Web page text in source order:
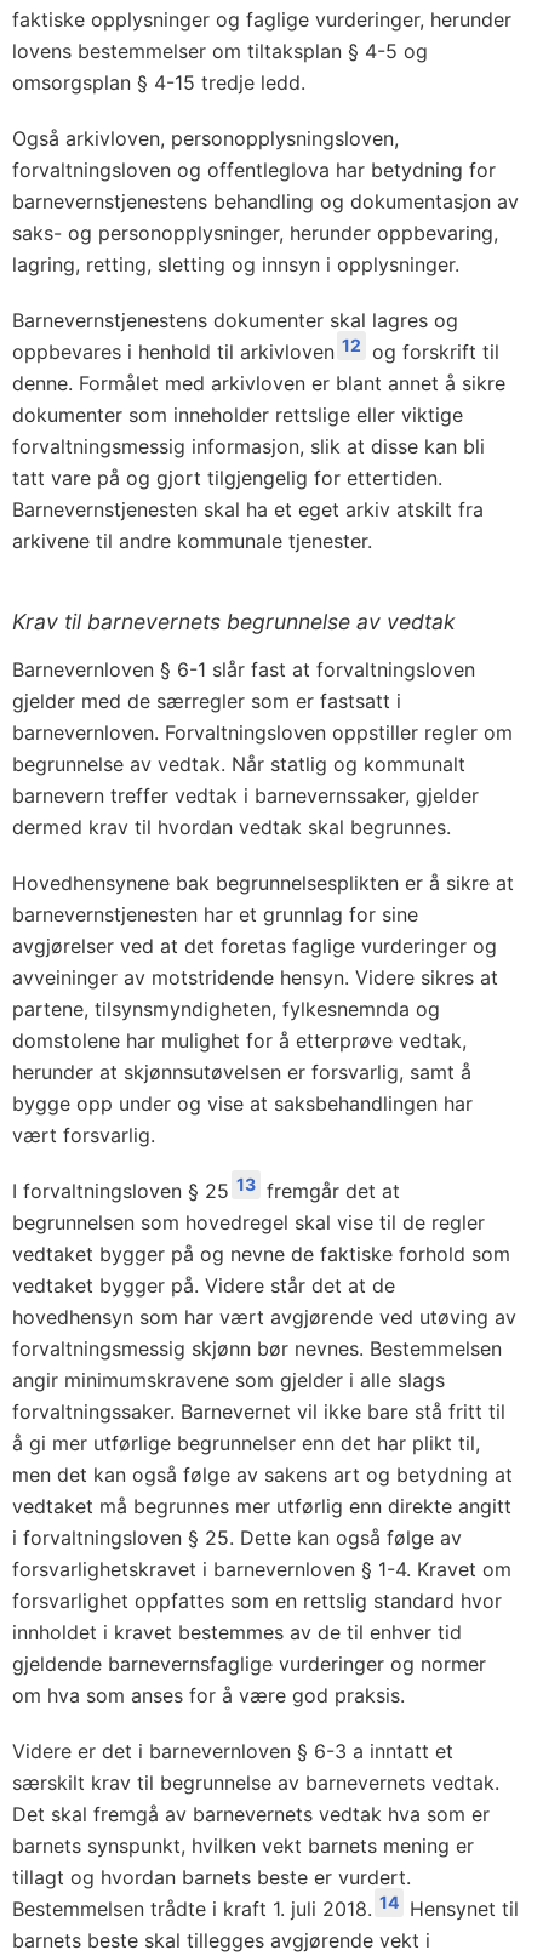
faktiske opplysninger og faglige vurderinger, herunder
lovens bestemmelser om tiltaksplan § 4-5 og
omsorgsplan § 4-15 tredje ledd.
Også arkivloven, personopplysningsloven,
forvaltningsloven og offentleglova har betydning for
barnevernstjenestens behandling og dokumentasjon av
saks- og personopplysninger, herunder oppbevaring,
lagring, retting, sletting og innsyn i opplysninger.
Barnevernstjenestens dokumenter skal lagres og
oppbevares i henhold til arkivloven 12 og forskrift til
denne. Formålet med arkivloven er blant annet å sikre
dokumenter som inneholder rettslige eller viktige
forvaltningsmessig informasjon, slik at disse kan bli
tatt vare på og gjort tilgjengelig for ettertiden.
Barnevernstjenesten skal ha et eget arkiv atskilt fra
arkivene til andre kommunale tjenester.
Krav til barnevernets begrunnelse av vedtak
Barnevernloven § 6-1 slår fast at forvaltningsloven
gjelder med de særregler som er fastsatt i
barnevernloven. Forvaltningsloven oppstiller regler om
begrunnelse av vedtak. Når statlig og kommunalt
barnevern treffer vedtak i barnevernssaker, gjelder
dermed krav til hvordan vedtak skal begrunnes.
Hovedhensynene bak begrunnelsesplikten er å sikre at
barnevernstjenesten har et grunnlag for sine
avgjørelser ved at det foretas faglige vurderinger og
avveininger av motstridende hensyn. Videre sikres at
partene, tilsynsmyndigheten, fylkesnemnda og
domstolene har mulighet for å etterprøve vedtak,
herunder at skjønnsutøvelsen er forsvarlig, samt å
bygge opp under og vise at saksbehandlingen har
vært forsvarlig.
I forvaltningsloven § 25 13 fremgår det at
begrunnelsen som hovedregel skal vise til de regler
vedtaket bygger på og nevne de faktiske forhold som
vedtaket bygger på. Videre står det at de
hovedhensyn som har vært avgjørende ved utøving av
forvaltningsmessig skjønn bør nevnes. Bestemmelsen
angir minimumskravene som gjelder i alle slags
forvaltningssaker. Barnevernet vil ikke bare stå fritt til
å gi mer utførlige begrunnelser enn det har plikt til,
men det kan også følge av sakens art og betydning at
vedtaket må begrunnes mer utførlig enn direkte angitt
i forvaltningsloven § 25. Dette kan også følge av
forsvarlighetskravet i barnevernloven § 1-4. Kravet om
forsvarlighet oppfattes som en rettslig standard hvor
innholdet i kravet bestemmes av de til enhver tid
gjeldende barnevernsfaglige vurderinger og normer
om hva som anses for å være god praksis.
Videre er det i barnevernloven § 6-3 a inntatt et
særskilt krav til begrunnelse av barnevernets vedtak.
Det skal fremgå av barnevernets vedtak hva som er
barnets synspunkt, hvilken vekt barnets mening er
tillagt og hvordan barnets beste er vurdert.
Bestemmelsen trådte i kraft 1. juli 2018. 14 Hensynet til
barnets beste skal tillegges avgjørende vekt i